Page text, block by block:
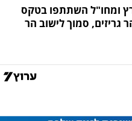
ומחו"ל השתתפו בטקס
גריזים, סמוך לישוב הר